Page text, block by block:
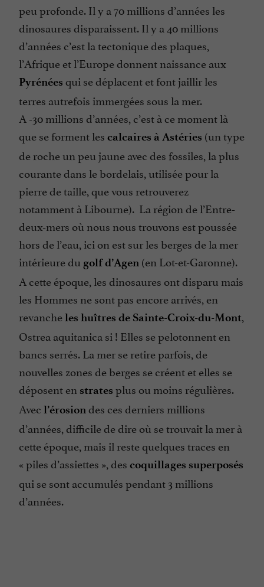
peu profonde. Il y a 70 millions d’années les
dinosaures disparaissent. Il y a 40 millions
d’années c’est la tectonique des plaques,
l’Afrique et l’Europe donnent naissance aux
Pyrénées qui se déplacent et font jaillir les
terres autrefois immergées sous la mer.
A -30 millions d’années, c’est à ce moment là
que se forment les calcaires à Astéries (un type
de roche un peu jaune avec des fossiles, la plus
courante dans le bordelais, utilisée pour la
pierre de taille, que vous retrouverez
notamment à Libourne). La région de l’Entre-
deux-mers où nous nous trouvons est poussée
hors de l’eau, ici on est sur les berges de la mer
intérieure du golf d’Agen (en Lot-et-Garonne).
A cette époque, les dinosaures ont disparu mais
les Hommes ne sont pas encore arrivés, en
revancheles huîtres de Sainte-Croix-du-Mont,
Ostrea aquitanica si ! Elles se pelotonnent en
bancs serrés. La mer se retire parfois, de
nouvelles zones de berges se créent et elles se
déposent en strates plus ou moins régulières.
Avec l’érosiondes ces derniers millions
d’années, difficile de dire où se trouvait la mer à
cette époque, mais il reste quelques traces en
« piles d’assiettes »,des coquillages superposés
qui se sont accumulés pendant 3 millions
d’années.